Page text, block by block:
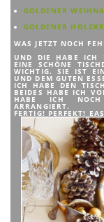
GOLDENER
GOLDENER
WAS JETZT NOCH
UND DIE HABE ICH
EINE SCHÖNE
WICHTIG. SIE IST
UND DEM GUTEN
ICH HABE DEN
BEIDES HABE ICH
HABE ICH NOCH
ARRANGIERT.
FERTIG! PERFEKT!